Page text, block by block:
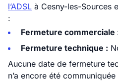
l’ADSL à Cesny-les-Sources
:
Fermeture commerciale
Fermeture technique :
Aucune date de fermeture
n’a encore été